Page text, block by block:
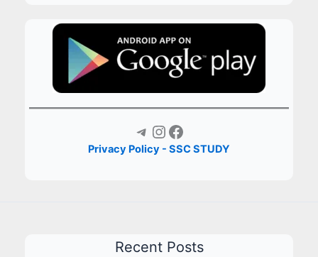
Telegram Instagram Facebook
Privacy Policy - SSC STUDY
Recent Posts